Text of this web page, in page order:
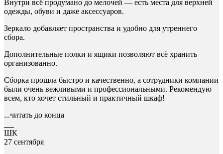
Внутри всё продумано до мелочей — есть места для верхней
одежды, обуви и даже аксессуаров.
Зеркало добавляет пространства и удобно для утреннего
сбора.
Дополнительные полки и ящики позволяют всё хранить
организованно.
Сборка прошла быстро и качественно, а сотрудники компании
были очень вежливыми и профессиональными. Рекомендую
всем, кто хочет стильный и практичный шкаф!
...читать до конца
ШК
27 сентября